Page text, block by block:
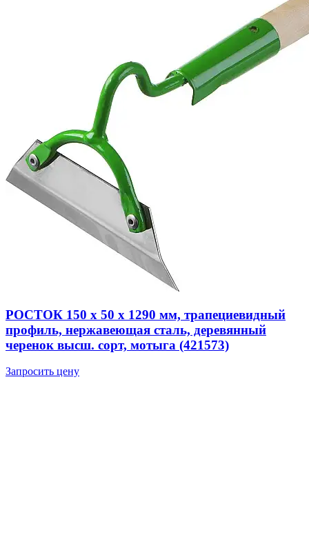
РОСТОК 150 х 50 х 1290 мм, трапециевидный
профиль, нержавеющая сталь, деревянный
черенок высш. сорт, мотыга (421573)
Запросить цену